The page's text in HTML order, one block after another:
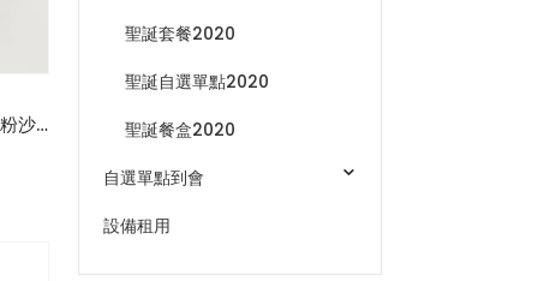
M10 牛油果粟米車厘茄三色螺絲粉沙律杯(連蓋)配蜜糖芥末汁(v)
聖誕套餐2020
聖誕自選單點2020
聖誕餐盒2020
自選單點到會
設備租用